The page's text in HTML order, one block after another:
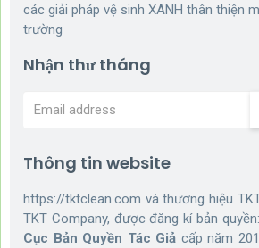
các giải pháp vệ sinh XANH thân thiện
trường
Nhận thư tháng
Thông tin website
https://tktclean.com và thương hiệu
TKT Company, được đăng kí bản
Cục Bản Quyền Tác Giả cấp năm